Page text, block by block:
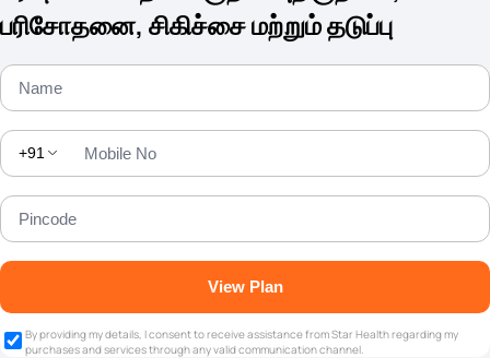
பரிசோதனை, சிகிச்சை மற்றும் தடுப்பு
+91
View Plan
By providing my details, I consent to receive assistance from Star Health regarding my
purchases and services through any valid communication channel.